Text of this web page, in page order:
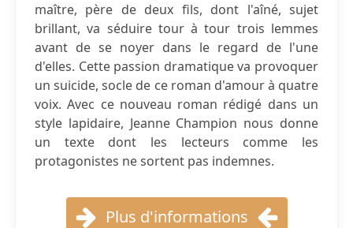
maître, père de deux fils, dont l'aîné, sujet
brillant, va séduire tour à tour trois lemmes
avant de se noyer dans le regard de l'une
d'elles. Cette passion dramatique va provoquer
un suicide, socle de ce roman d'amour à quatre
voix. Avec ce nouveau roman rédigé dans un
style lapidaire, Jeanne Champion nous donne
un texte dont les lecteurs comme les
protagonistes ne sortent pas indemnes.
Plus d'informations